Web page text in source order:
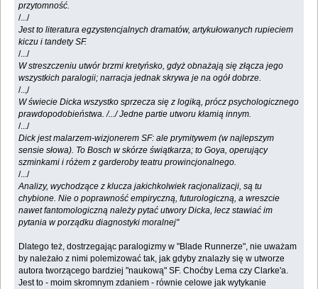
przytomność.
/.../
Jest to literatura egzystencjalnych dramatów, artykułowanych rupieciem
kiczu i tandety SF.
/.../
W streszczeniu utwór brzmi kretyńsko, gdyż obnażają się złącza jego
wszystkich paralogii; narracja jednak skrywa je na ogół dobrze.
/..,/
W świecie Dicka wszystko sprzecza się z logiką, prócz psychologicznego
prawdopodobieństwa. /.../ Jedne partie utworu kłamią innym.
/.../
Dick jest malarzem-wizjonerem SF: ale prymitywem (w najlepszym
sensie słowa). To Bosch w skórze świątkarza; to Goya, operujący
szminkami i różem z garderoby teatru prowincjonalnego.
/.../
Analizy, wychodzące z klucza jakichkolwiek racjonalizacji, są tu
chybione. Nie o poprawność empiryczną, futurologiczną, a wreszcie
nawet fantomologiczną należy pytać utwory Dicka, lecz stawiać im
pytania w porządku diagnostyki moralnej"
Dlatego też, dostrzegając paralogizmy w "Blade Runnerze", nie uważam
by należało z nimi polemizować tak, jak gdyby znalazły się w utworze
autora tworzącego bardziej "naukową" SF. Choćby Lema czy Clarke'a.
Jest to - moim skromnym zdaniem - równie celowe jak wytykanie